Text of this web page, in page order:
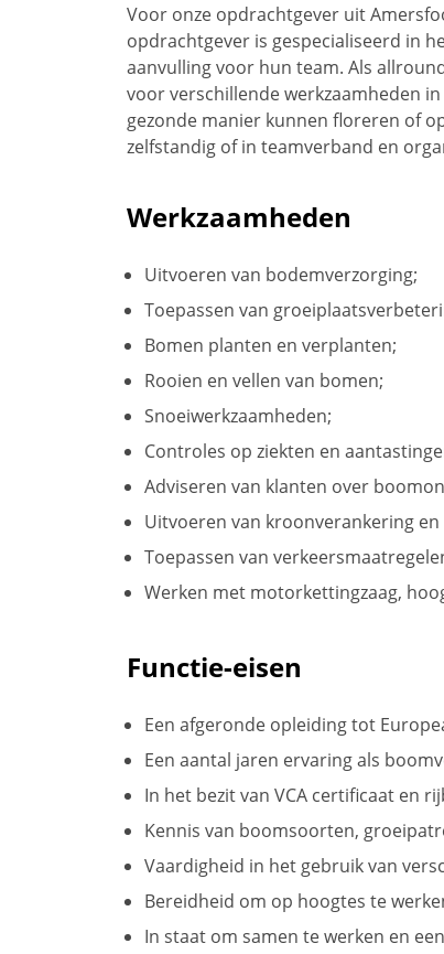
Voor onze opdrachtgever uit
opdrachtgever is gespecialiseerd in
aanvulling voor hun team. Als
voor verschillende werkzaamheden
gezonde manier kunnen floreren of
zelfstandig of in teamverband en
Werkzaamheden
Uitvoeren van bodemverzorging;
Toepassen van
Bomen planten en verplanten;
Rooien en vellen van bomen;
Snoeiwerkzaamheden;
Controles op ziekten en
Adviseren van klanten over
Uitvoeren van kroonverankering
Toepassen van
Werken met motorkettingzaag,
Functie-eisen
Een afgeronde opleiding tot
Een aantal jaren ervaring als
In het bezit van VCA certificaat en
Kennis van boomsoorten,
Vaardigheid in het gebruik van
Bereidheid om op hoogtes te
In staat om samen te werken en